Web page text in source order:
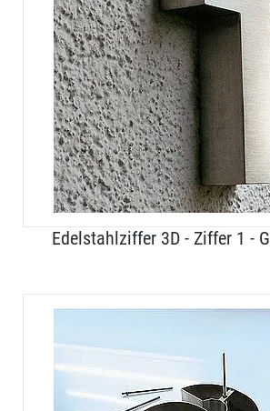
Edelstahlziffer 3D - Ziffer 1 -